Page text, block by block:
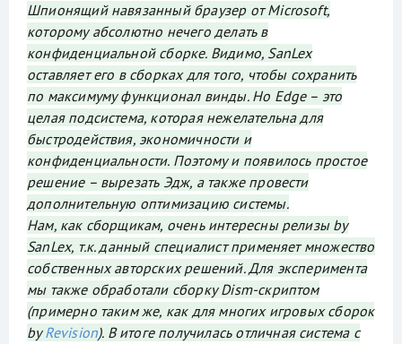
Шпионящий навязанный браузер от Microsoft,
которому абсолютно нечего делать в
конфиденциальной сборке. Видимо, SanLex
оставляет его в сборках для того, чтобы сохранить
по максимуму функционал винды. Но Edge – это
целая подсистема, которая нежелательна для
быстродействия, экономичности и
конфиденциальности. Поэтому и появилось простое
решение – вырезать Эдж, а также провести
дополнительную оптимизацию системы.
Нам, как сборщикам, очень интересны релизы by
SanLex, т.к. данный специалист применяет множество
собственных авторских решений. Для эксперимента
мы также обработали сборку Dism-скриптом
(примерно таким же, как для многих игровых сборок
byRevision). В итоге получилась отличная система с